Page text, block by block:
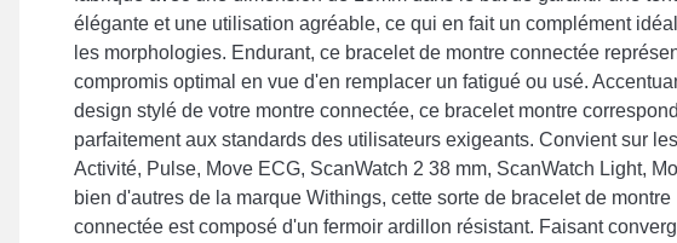
élégante et une utilisation agréable, ce qui en fait un complément
les morphologies. Endurant, ce bracelet de montre connectée
compromis optimal en vue d'en remplacer un fatigué ou usé.
design stylé de votre montre connectée, ce bracelet montre correspond
parfaitement aux standards des utilisateurs exigeants. Convient sur
Activité, Pulse, Move ECG, ScanWatch 2 38 mm, ScanWatch Light,
bien d'autres de la marque Withings, cette sorte de bracelet de montre
connectée est composé d'un fermoir ardillon résistant. Faisant